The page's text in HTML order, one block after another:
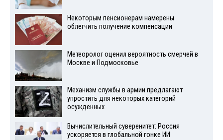
Некоторым пенсионерам намерены
облегчить получение компенсации
Метеоролог оценил вероятность смерчей в
Москве и Подмосковье
Механизм службы в армии предлагают
упростить для некоторых категорий
осужденных
Вычислительный суверенитет: Россия
ускоряется в глобальной гонке ИИ